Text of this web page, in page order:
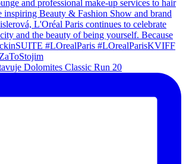
Dolomites Classic Run 20